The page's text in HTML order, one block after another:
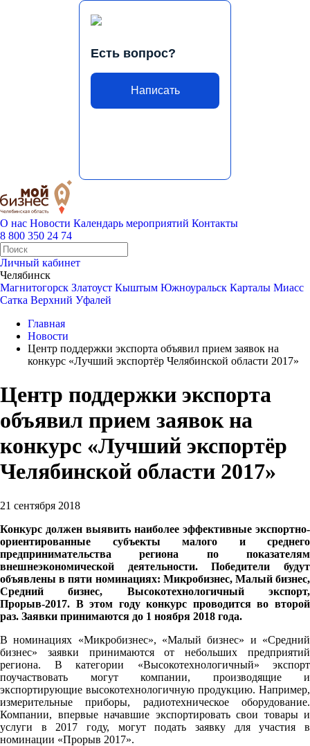
Есть вопрос?
Написать
О нас Новости Календарь мероприятий Контакты
8 800 350 24 74
Личный кабинет
Челябинск
Магнитогорск Златоуст Кыштым Южноуральск Карталы Миасс
Сатка Верхний Уфалей
Главная
Новости
Центр поддержки экспорта объявил прием заявок на
конкурс «Лучший экспортёр Челябинской области 2017»
Центр поддержки экспорта
объявил прием заявок на
конкурс «Лучший экспортёр
Челябинской области 2017»
21 сентября 2018
Конкурс должен выявить наиболее эффективные экспортно-
ориентированные субъекты малого и среднего
предпринимательства региона по показателям
внешнеэкономической деятельности. Победители будут
объявлены в пяти номинациях: Микробизнес, Малый бизнес,
Средний бизнес, Высокотехнологичный экспорт,
Прорыв-2017. В этом году конкурс проводится во второй
раз. Заявки принимаются до 1 ноября 2018 года.
В номинациях «Микробизнес», «Малый бизнес» и «Средний
бизнес» заявки принимаются от небольших предприятий
региона. В категории «Высокотехнологичный» экспорт
поучаствовать могут компании, производящие и
экспортирующие высокотехнологичную продукцию. Например,
измерительные приборы, радиотехническое оборудование.
Компании, впервые начавшие экспортировать свои товары и
услуги в 2017 году, могут подать заявку для участия в
номинации «Прорыв 2017».